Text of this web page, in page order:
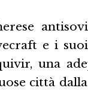
e i
una
città